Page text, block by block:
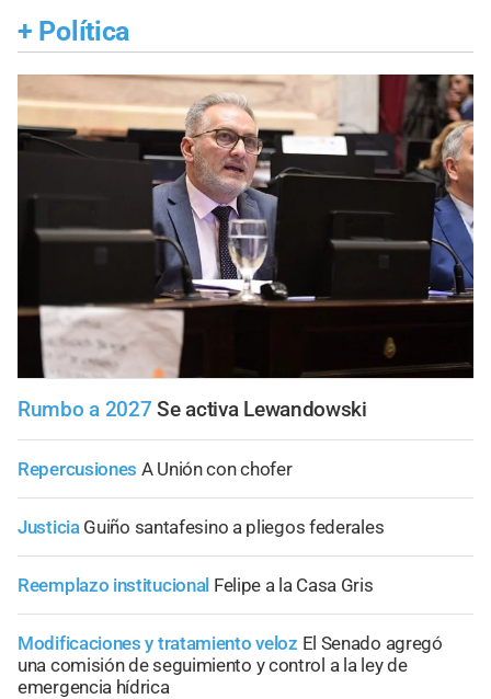
+ Política
Rumbo a 2027 Se activa Lewandowski
Repercusiones A Unión con chofer
Justicia Guiño santafesino a pliegos federales
Reemplazo institucional Felipe a la Casa Gris
Modificaciones y tratamiento veloz El Senado agregó
una comisión de seguimiento y control a la ley de
emergencia hídrica